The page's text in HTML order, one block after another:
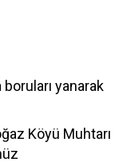
yanarak
Köyü Muhtarı